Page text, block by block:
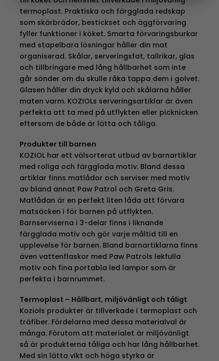
termoplast. Praktiska och färgglada redskap
som skärbrädor, bestickset och äggförvaring
fyller funktioner i köket. Smarta förvaringsburkar
med stapelbara lösningar håller din mat
organiserad. Skålar, serveringsfat, tallrikar, glas
och tillbringare med lång hållbarhet som inte
går sönder om du skulle råka tappa dem i golvet.
Glasen håller din dryck kyld och skålarna håller
maten varm. KOZIOLs serveringsartiklar är även
perfekta att ta med på utflykten eller picknicken
eftersom de både är lätta och tåliga.
Produkter till barnen
KOZIOL har ett välsorterat utbud av barnartiklar
med roliga och färgglada motiv. Bland dessa
artiklar finns matlådor och serviser med motiv
av bland annat Paw Patrol och Greta Gris.
Matlådan är en perfekt liten låda att förvara
matsäcken i för barnen på utflykten.
Barnserviserna i 3-delar finns i liknande
färgglada motiv och gör varje måltid till en
upplevelse för barnen. Bland barnartiklarna finns
även vattenflaskor med Paw Patrols lekfulla
motiv och fina portabla led lampor som är
perfekta i barnrummet.
Termoplast – Hållbart, miljövänligt och tåligt
Koziols produkter är tillverkade i termoplast och
träfiber. Fördelarna med dessa materialval är
många. Förutom att materialet är miljövänligt
så är produkterna tåliga och har lång hållbarhet.
Med sin lätta vikt och höga styrka är